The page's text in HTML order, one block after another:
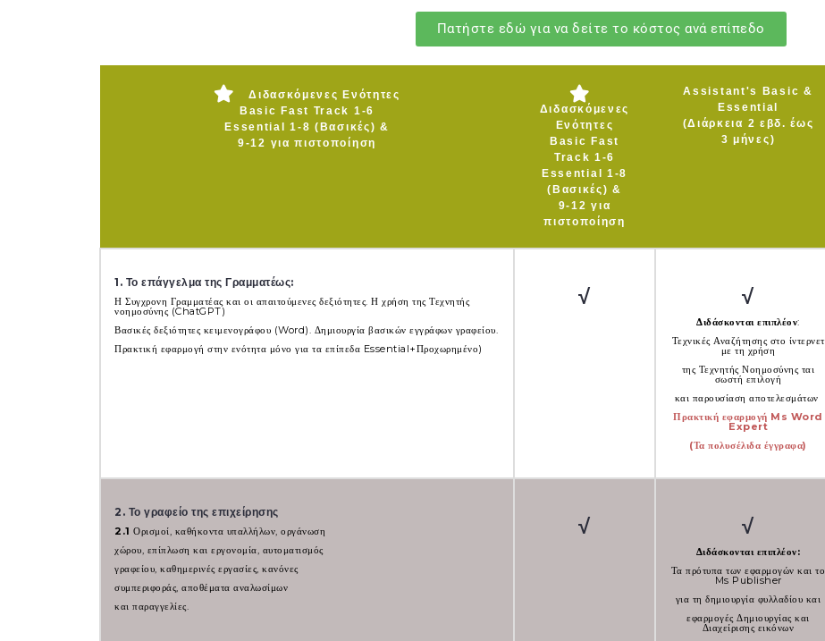
Πατήστε εδώ για να δείτε το κόστος ανά επίπεδο
Διδασκόμενες Ενότητες
Basic Fast Track 1-6
Essential 1-8 (Βασικές) &
9-12 για πιστοποίηση
Διδασκόμενες
Ενότητες
Basic Fast
Track 1-6
Essential 1-8
(Βασικές) &
9-12 για
πιστοποίηση
Assistant's Basic &
Essential
(Διάρκεια 2 εβδ. έως
3 μήνες)
1. Το επάγγελμα της Γραμματέως:
Η Συγχρονη Γραμματέας και οι απαιτούμενες δεξιότητες. Η χρήση της Τεχνητής
νοημοσύνης (ChatGPT)
Βασικές δεξιότητες κειμενογράφου (Word). Δημιουργία βασικών εγγράφων γραφείου.
Πρακτική εφαρμογή στην ενότητα μόνο για τα επίπεδα Essential+Προχωρημένο)
√ √
Διδάσκονται επιπλέον:
Τεχνικές Αναζήτησης στο ίντερνετ
με τη χρήση
της Τεχνητής Νοημοσύνης ται
σωστή επιλογή
και παρουσίαση αποτελεσμάτων
Πρακτική εφαρμογή Ms Word
Expert
(Τα πολυσέλιδα έγγραφα)
2. Το γραφείο της επιχείρησης
2.1 Ορισμοί, καθήκοντα υπαλλήλων, οργάνωση
χώρου, επίπλωση και εργονομία, αυτοματισμός
γραφείου, καθημερινές εργασίες, κανόνες
συμπεριφοράς, αποθέματα αναλωσίμων
και παραγγελίες.
√ √
Διδάσκονται επιπλέον:
Τα πρότυπα των εφαρμογών και το
Ms Publisher
για τη δημιουργία φυλλαδίου και
εφαρμογές Δημιουργίας και
Διαχείρισης εικόνων